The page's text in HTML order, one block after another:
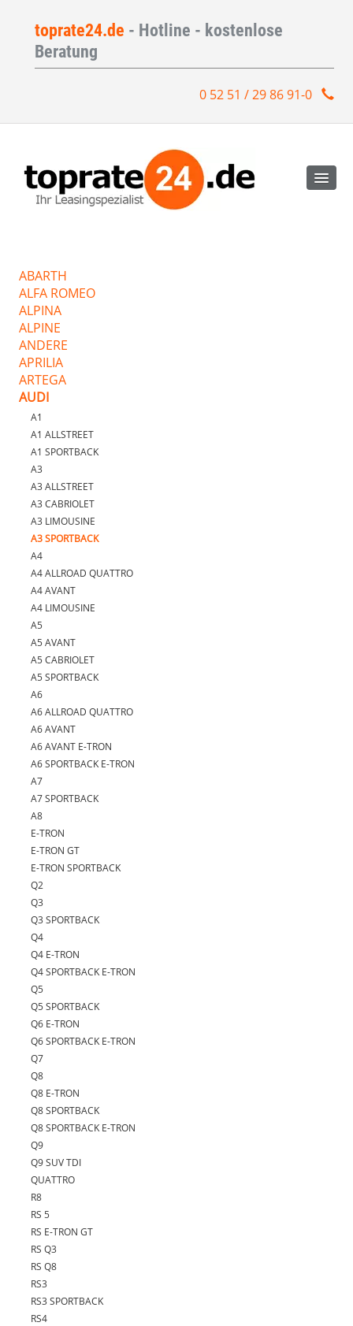
toprate24.de - Hotline - kostenlose
Beratung
0 52 51 / 29 86 91-0
ABARTH
ALFA ROMEO
ALPINA
ALPINE
ANDERE
APRILIA
ARTEGA
AUDI
A1
A1 ALLSTREET
A1 SPORTBACK
A3
A3 ALLSTREET
A3 CABRIOLET
A3 LIMOUSINE
A3 SPORTBACK
A4
A4 ALLROAD QUATTRO
A4 AVANT
A4 LIMOUSINE
A5
A5 AVANT
A5 CABRIOLET
A5 SPORTBACK
A6
A6 ALLROAD QUATTRO
A6 AVANT
A6 AVANT E-TRON
A6 SPORTBACK E-TRON
A7
A7 SPORTBACK
A8
E-TRON
E-TRON GT
E-TRON SPORTBACK
Q2
Q3
Q3 SPORTBACK
Q4
Q4 E-TRON
Q4 SPORTBACK E-TRON
Q5
Q5 SPORTBACK
Q6 E-TRON
Q6 SPORTBACK E-TRON
Q7
Q8
Q8 E-TRON
Q8 SPORTBACK
Q8 SPORTBACK E-TRON
Q9
Q9 SUV TDI
QUATTRO
R8
RS 5
RS E-TRON GT
RS Q3
RS Q8
RS3
RS3 SPORTBACK
RS4